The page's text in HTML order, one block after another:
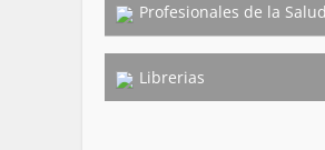
Profesionales de la Salud
Librerias